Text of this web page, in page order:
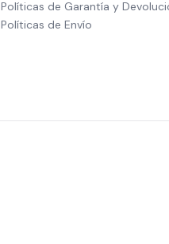
Políticas de Garantía y
Políticas de Envío